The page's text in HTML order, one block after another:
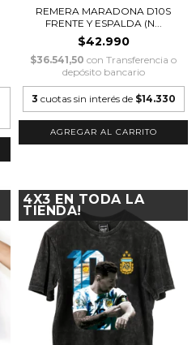
REMERA MARADONA D10S
FRENTE Y ESPALDA (N...
$42.990
$36.541,50 con Transferencia o
depósito bancario
3 cuotas sin interés de $14.330
AGREGAR AL CARRITO
4X3 EN TODA LA
TIENDA!